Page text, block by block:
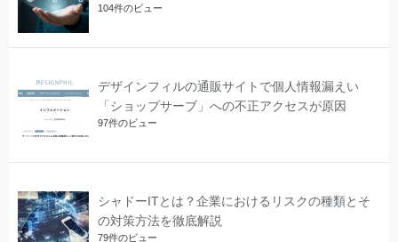
104件のビュー
デザインフィルの通販サイトで個人情報漏えい
「ショップサーブ」への不正アクセスが原因
97件のビュー
シャドーITとは？企業におけるリスクの種類とそ
の対策方法を徹底解説
79件のビュー